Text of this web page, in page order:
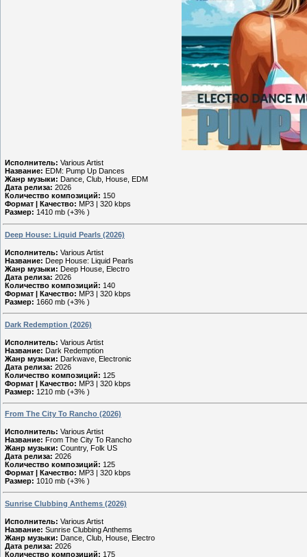
Исполнитель: Various Artist
Название: EDM: Pump Up Dances
Жанр музыки: Dance, Club, House, EDM
Дата релиза: 2026
Количество композиций: 150
Формат | Качество: MP3 | 320 kbps
Размер: 1410 mb (+3% )
Deep House: Liquid Pearls (2026)
Исполнитель: Various Artist
Название: Deep House: Liquid Pearls
Жанр музыки: Deep House, Electro
Дата релиза: 2026
Количество композиций: 140
Формат | Качество: MP3 | 320 kbps
Размер: 1660 mb (+3% )
Dark Redemption (2026)
Исполнитель: Various Artist
Название: Dark Redemption
Жанр музыки: Darkwave, Electronic
Дата релиза: 2026
Количество композиций: 125
Формат | Качество: MP3 | 320 kbps
Размер: 1210 mb (+3% )
From The City To Rancho (2026)
Исполнитель: Various Artist
Название: From The City To Rancho
Жанр музыки: Country, Folk US
Дата релиза: 2026
Количество композиций: 125
Формат | Качество: MP3 | 320 kbps
Размер: 1010 mb (+3% )
Sunrise Clubbing Anthems (2026)
Исполнитель: Various Artist
Название: Sunrise Clubbing Anthems
Жанр музыки: Dance, Club, House, Electro
Дата релиза: 2026
Количество композиций: 175